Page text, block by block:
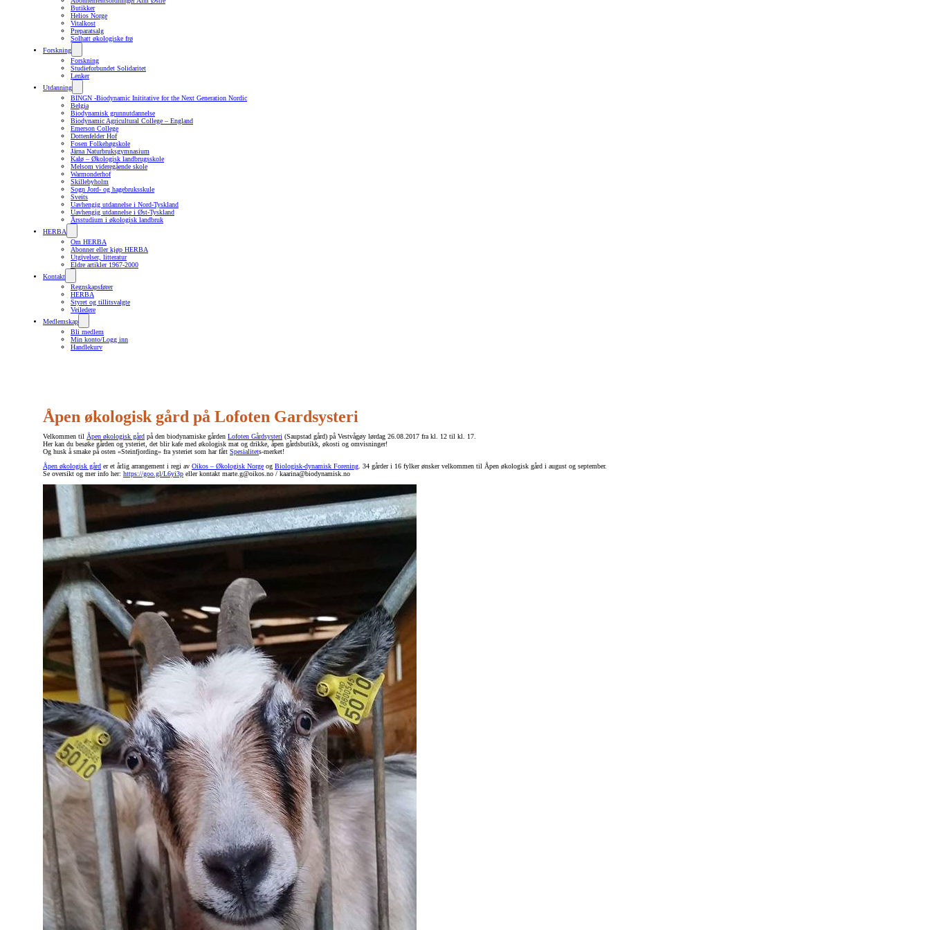
Butikker
Helios Norge
Vitalkost
Preparatsalg
Solhatt økologiske frø
Forskning
Forskning
Studieforbundet Solidaritet
Lenker
Utdanning
BINGN -Biodynamic Inititative for the Next Generation Nordic
Belgia
Biodynamisk grunnutdannelse
Biodynamic Agricultural College – England
Emerson College
Dottenfelder Hof
Fosen Folkehøgskole
Järna Naturbruksgymnasium
Kalø – Økologisk landbrugsskole
Melsom videregående skole
Warmonderhof
Skillebyholm
Sogn Jord- og hagebruksskule
Sveits
Uavhengig utdannelse i Nord-Tyskland
Uavhengig utdannelse i Øst-Tyskland
Årsstudium i økologisk landbruk
HERBA
Om HERBA
Abonner eller kjøp HERBA
Utgivelser, litteratur
Eldre artikler 1967-2000
Kontakt
Regnskapsfører
HERBA
Styret og tillitsvalgte
Veiledere
Medlemskap
Bli medlem
Min konto/Logg inn
Handlekurv
Åpen økologisk gård på Lofoten Gardsysteri
Velkommen til Åpen økologisk gård på den biodynamiske gården Lofoten Gårdsysteri (Saupstad gård) på Vestvågøy lørdag 26.08.2017 fra kl. 12 til kl. 17.
Her kan du besøke gården og ysteriet, det blir kafe med økologisk mat og drikke, åpen gårdsbutikk, økosti og omvisninger!
Og husk å smake på osten «Steinfjording» fra ysteriet som har fått Spesialitets-merket!
Åpen økologisk gård er et årlig arrangement i regi av Oikos – Økologisk Norge og Biologisk-dynamisk Forening . 34 gårder i 16 fylker ønsker velkommen til Åpen økologisk gård i august og september.
Se oversikt og mer info her: https://goo.gl/L6yi3p eller kontakt marte.g@oikos.no / kaarina@biodynamisk.no